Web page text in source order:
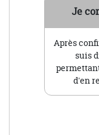
Je
Après
suis
d'en